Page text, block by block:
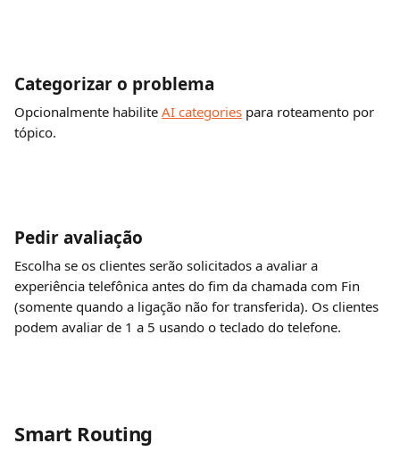
Categorizar o problema
Opcionalmente habilite AI categories para roteamento por
tópico.
Pedir avaliação
Escolha se os clientes serão solicitados a avaliar a
experiência telefônica antes do fim da chamada com Fin
(somente quando a ligação não for transferida). Os clientes
podem avaliar de 1 a 5 usando o teclado do telefone.
Smart Routing